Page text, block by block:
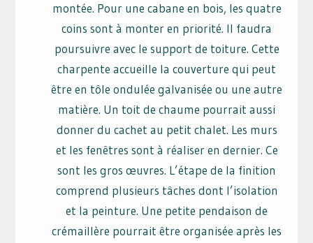
montée. Pour une cabane en bois, les quatre
coins sont à monter en priorité. Il faudra
poursuivre avec le support de toiture. Cette
charpente accueille la couverture qui peut
être en tôle ondulée galvanisée ou une autre
matière. Un toit de chaume pourrait aussi
donner du cachet au petit chalet. Les murs
et les fenêtres sont à réaliser en dernier. Ce
sont les gros œuvres. L’étape de la finition
comprend plusieurs tâches dont l’isolation
et la peinture. Une petite pendaison de
crémaillère pourrait être organisée après les